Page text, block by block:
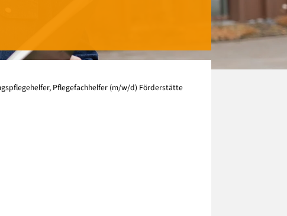
Pflegefachhelfer (m/w/d) Förderstätte